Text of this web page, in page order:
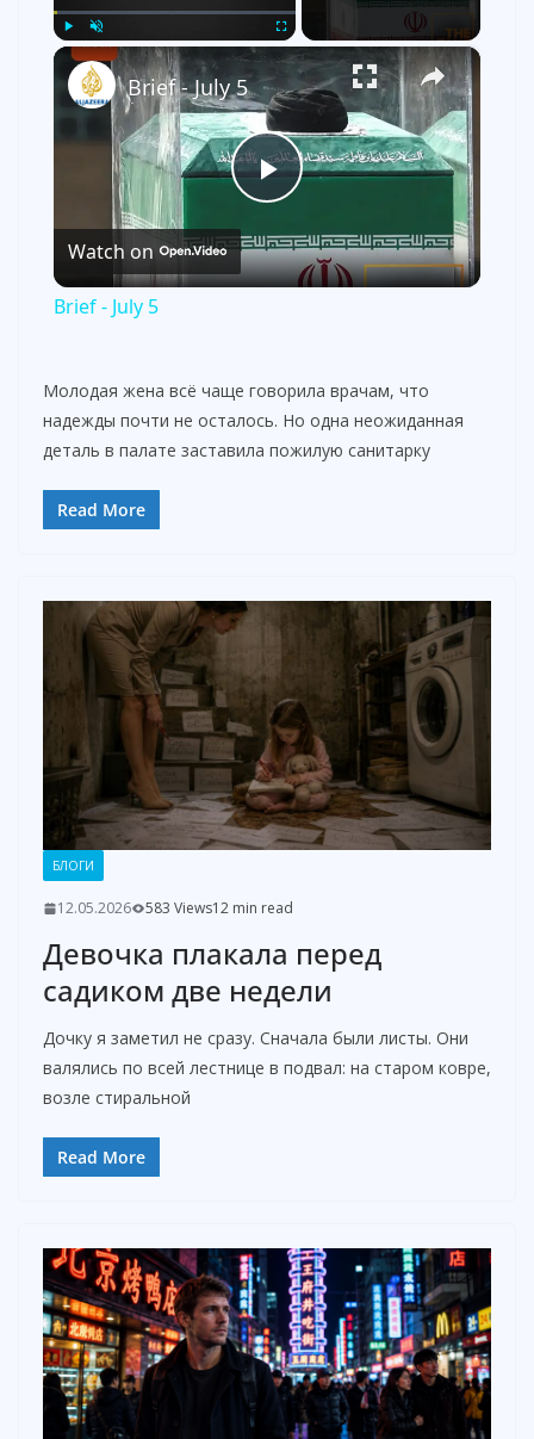
Play Unmute ×
P
l
y
d
e
o
Brief - July 5
Watch on
Brief - July 5
Молодая жена всё чаще говорила врачам, что
надежды почти не осталось. Но одна неожиданная
деталь в палате заставила пожилую санитарку
Read More
БЛОГИ
12.05.2026 583 Views12 min read
Девочка плакала перед
садиком две недели
Дочку я заметил не сразу. Сначала были листы. Они
валялись по всей лестнице в подвал: на старом ковре,
возле стиральной
Read More